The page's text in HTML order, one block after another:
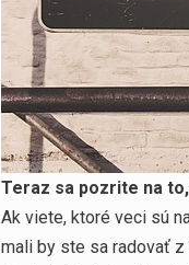
Teraz sa pozrite na
Ak viete, ktoré veci sú
mali by ste sa radovať z